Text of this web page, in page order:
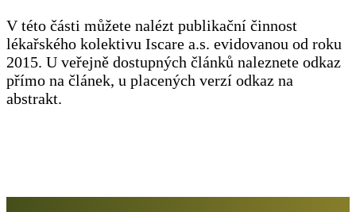
V této části můžete nalézt publikační činnost
lékařského kolektivu Iscare a.s. evidovanou od roku
2015. U veřejně dostupných článků naleznete odkaz
přímo na článek, u placených verzí odkaz na
abstrakt.